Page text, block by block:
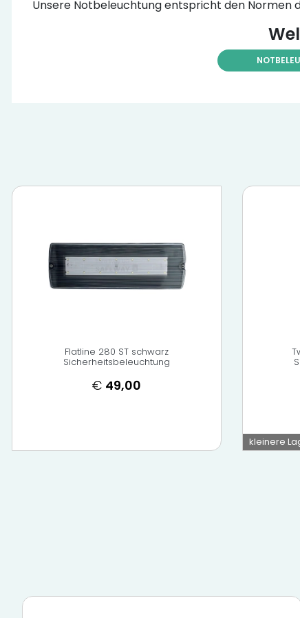
Unsere Notbeleuchtung entspricht den Normen
Flatline 280 ST schwarz
Sicherheitsbeleuchtung
€ 49,00
kleinere